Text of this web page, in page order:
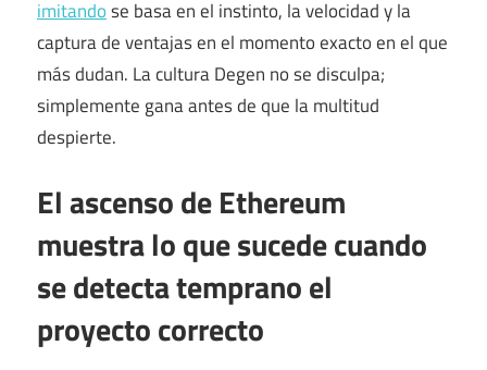
imitandose basa en el instinto, la velocidad y la
captura de ventajas en el momento exacto en el que
más dudan. La cultura Degen no se disculpa;
simplemente gana antes de que la multitud
despierte.
El ascenso de Ethereum
muestra lo que sucede cuando
se detecta temprano el
proyecto correcto